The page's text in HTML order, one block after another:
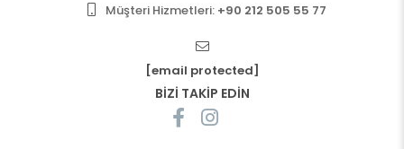
Müşteri Hizmetleri: +90 212 505 55 77
[email protected]
BİZİ TAKİP EDİN